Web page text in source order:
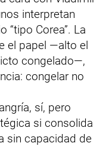
interpretan
“tipo Corea”. La
el papel —alto el
congelado—,
congelar no
sí, pero
si consolida
sin capacidad de